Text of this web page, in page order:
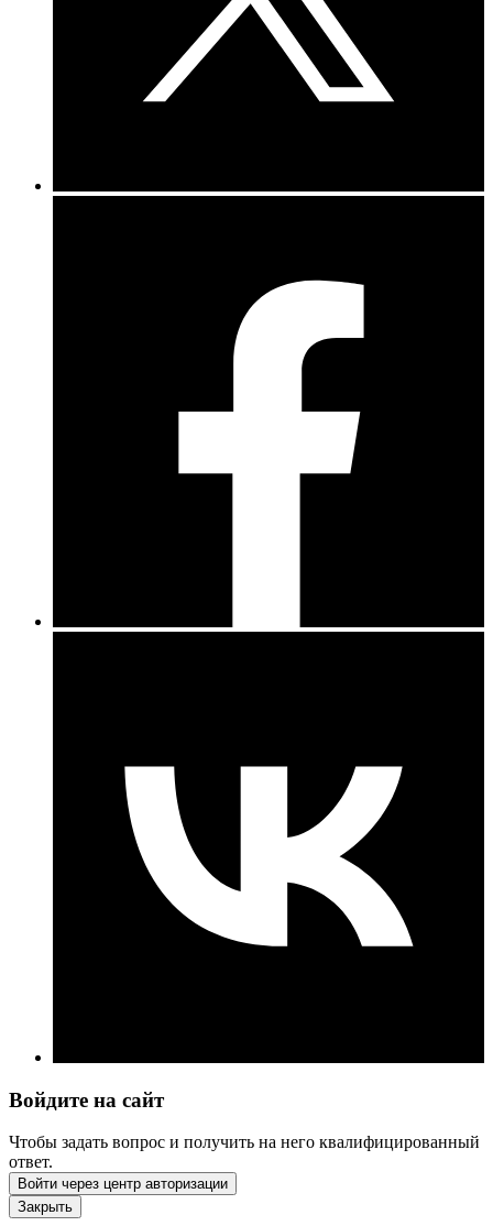
Войдите на сайт
Чтобы задать вопрос и получить на него квалифицированный
ответ.
Войти через центр авторизации
Закрыть